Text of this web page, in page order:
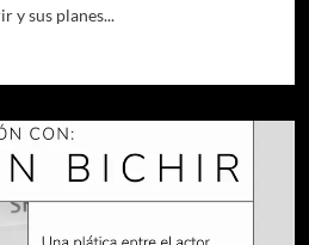
y sus planes...